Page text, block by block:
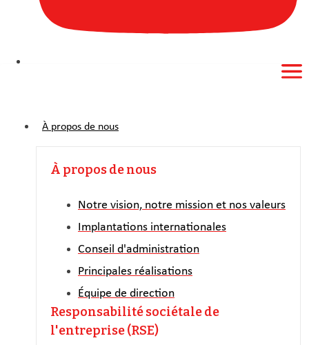
À propos de nous
À propos de nous
Notre vision, notre mission et nos valeurs
Implantations internationales
Conseil d'administration
Principales réalisations
Équipe de direction
Responsabilité sociétale de
l'entreprise (RSE)